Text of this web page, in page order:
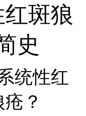
斑狼
史
统性红
？